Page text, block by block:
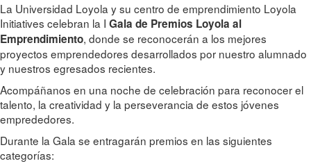
La Universidad Loyola y su centro de emprendimiento Loyola
Initiatives celebran la I Gala de Premios Loyola al
Emprendimiento, donde se reconocerán a los mejores
proyectos emprendedores desarrollados por nuestro alumnado
y nuestros egresados recientes.
Acompáñanos en una noche de celebración para reconocer el
talento, la creatividad y la perseverancia de estos jóvenes
emprededores.
Durante la Gala se entragarán premios en las siguientes
categorías: